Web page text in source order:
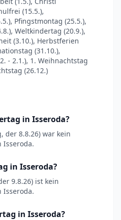
(15.5.),
Pfingstmontag (25.5.),
Weltkindertag (20.9.),
(3.10.), Herbstferien
(31.10.),
- 2.1.), 1. Weihnachtstag
(26.12.)
in Isseroda?
der 8.8.26) war kein
Isseroda.
in Isseroda?
9.8.26) ist kein
Isseroda.
in Isseroda?